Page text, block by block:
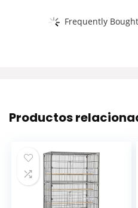
Frequently
Productos